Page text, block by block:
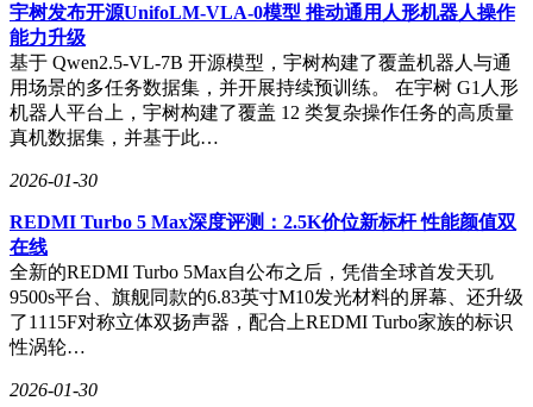
宇树发布开源UnifoLM-VLA-0模型 推动通用人形机器人操作
能力升级
基于 Qwen2.5-VL-7B 开源模型，宇树构建了覆盖机器人与通
用场景的多任务数据集，并开展持续预训练。 在宇树 G1人形
机器人平台上，宇树构建了覆盖 12 类复杂操作任务的高质量
真机数据集，并基于此…
2026-01-30
REDMI Turbo 5 Max深度评测：2.5K价位新标杆 性能颜值双
在线
全新的REDMI Turbo 5Max自公布之后，凭借全球首发天玑
9500s平台、旗舰同款的6.83英寸M10发光材料的屏幕、还升级
了1115F对称立体双扬声器，配合上REDMI Turbo家族的标识
性涡轮…
2026-01-30